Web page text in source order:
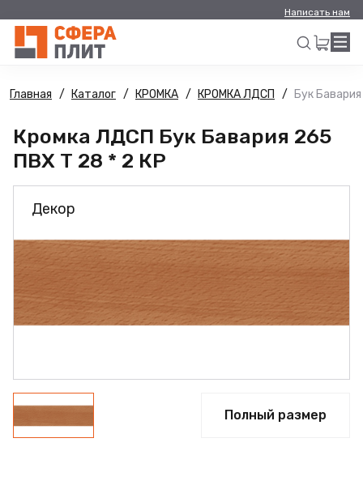
Написать нам
Искать
Главная Каталог КРОМКА КРОМКА ЛДСП Бук
Кромка ЛДСП Бук Бавария 265
ПВХ Т 28 * 2 КР
Декор
Полный размер